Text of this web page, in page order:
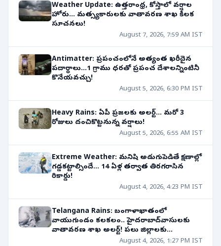
Weather Update: ఉత్తరాంధ్ర, కోస్తాలో వర్షాల
హోరు... మత్స్యకారులకు వాతావరణ శాఖ కీలక
సూచనలు!
August 7, 2026, 7:59 AM IST
Antimatter: ప్రపంచంలోనే అత్యంత ఖరీదైన
పదార్థాలు...1 గ్రాము ధరతో ప్రపంచ దేశాలన్నింటినీ
కొనేయవచ్చు!
August 5, 2026, 6:30 PM IST
Heavy Rains: ఏపీ ప్రజలకు అలర్ట్... మరో 3
రోజులు దంచికొట్టనున్న వర్షాలు!
August 5, 2026, 6:55 AM IST
Extreme Weather: మనిషి అడుగుపెడితే క్షణాల్లో
గడ్డకట్టాల్సిందే... 14 ఏళ్ల తర్వాత తిరగరాసిన
రికార్డు!
August 4, 2026, 4:23 PM IST
Telangana Rains: బంగాళాఖాతంలో
వాయుగుండం కలకలం.. హైదరాబాద్‌వాసులకు
వాతావరణ శాఖ అలర్ట్! పలు జిల్లాలకు
August 4, 2026, 1:27 PM IST